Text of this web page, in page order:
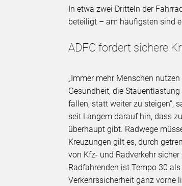
In etwa zwei Dritteln der
beteiligt – am häufigsten sind
ADFC fordert sichere
„Immer mehr Menschen
Gesundheit, die
fallen, statt weiter zu steigen“,
seit Langem darauf hin, dass
überhaupt gibt. Radwege
Kreuzungen gilt es, durch
von Kfz- und Radverkehr
Radfahrenden ist Tempo 30
Verkehrssicherheit ganz vorne